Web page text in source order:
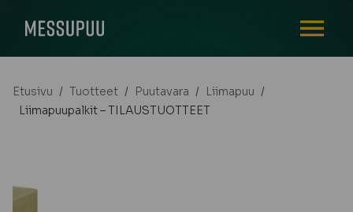
Etusivu / Tuotteet / Puutavara / Liimapuu /
Liimapuupalkit – TILAUSTUOTTEET